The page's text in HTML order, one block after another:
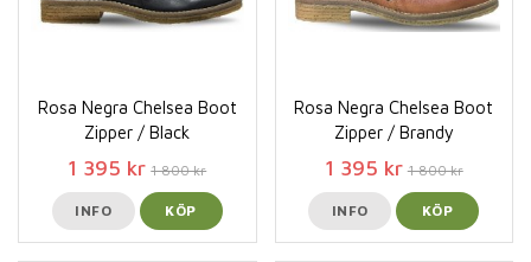
Rosa Negra Chelsea Boot
Zipper / Black
1 395 kr 1 800 kr
INFO KÖP
Rosa Negra Chelsea Boot
Zipper / Brandy
1 395 kr 1 800 kr
INFO KÖP